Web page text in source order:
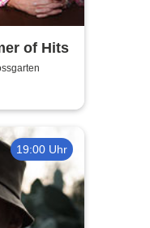
of Hits
19:00 Uhr